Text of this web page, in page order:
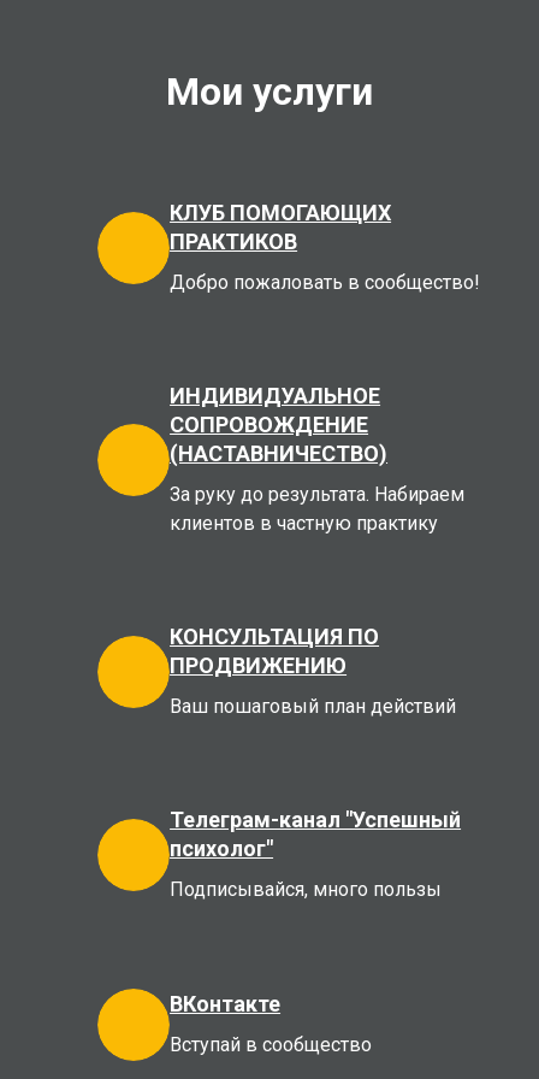
Мои услуги
КЛУБ ПОМОГАЮЩИХ
ПРАКТИКОВ
Добро пожаловать в сообщество!
ИНДИВИДУАЛЬНОЕ
СОПРОВОЖДЕНИЕ
(НАСТАВНИЧЕСТВО)
За руку до результата. Набираем
клиентов в частную практику
КОНСУЛЬТАЦИЯ ПО
ПРОДВИЖЕНИЮ
Ваш пошаговый план действий
Телеграм-канал "Успешный
психолог"
Подписывайся, много пользы
ВКонтакте
Вступай в сообщество